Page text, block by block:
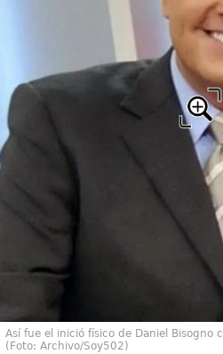
Así fue el inició físico de Daniel Bisogno
(Foto: Archivo/Soy502)